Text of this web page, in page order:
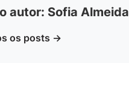
autor: Sofia Almeida
os posts →